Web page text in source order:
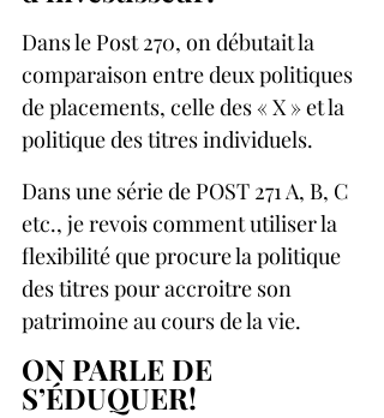
Dans le Post 270, on débutait la
comparaison entre deux politiques
de placements, celle des « X » et la
politique des titres individuels.
Dans une série de POST 271 A, B, C
etc., je revois comment utiliser la
flexibilité que procure la politique
des titres pour accroitre son
patrimoine au cours de la vie.
ON PARLE DE
S’ÉDUQUER!